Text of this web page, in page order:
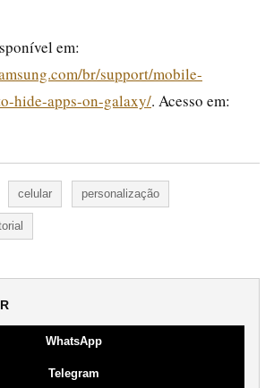
em:
br/support/mobile-
hide-apps-on-galaxy/. Acesso em:
celular personalização
WhatsApp
Telegram